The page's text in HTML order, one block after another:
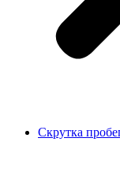
Скрутка